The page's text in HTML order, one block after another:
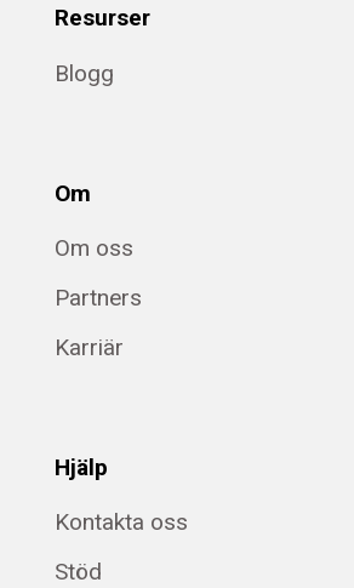
Resurser
Blogg
Om
Om oss
Partners
Karriär
Hjälp
Kontakta oss
Stöd